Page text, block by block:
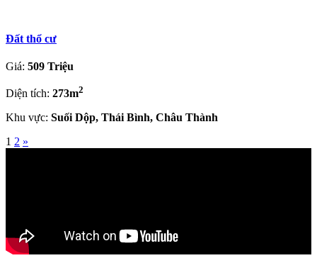
Đất thổ cư
Giá: 509 Triệu
Diện tích: 273m2
Khu vực: Suối Dộp, Thái Bình, Châu Thành
1 2 »